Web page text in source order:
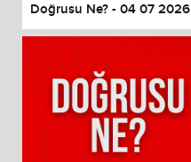
Doğrusu Ne? - 04 07 2026